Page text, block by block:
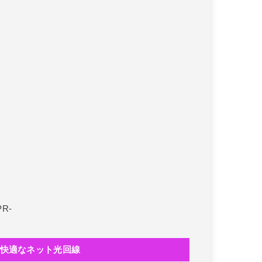
快適なネット光回線